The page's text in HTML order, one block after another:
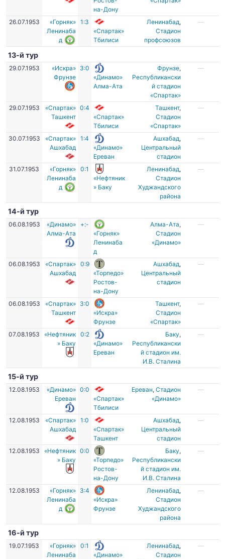
на-Дону
26.07.1953
«Горняк»
Ленинаба
д
1:3
«Спартак»
Тбилиси
Ленинабад,
Стадион
профсоюзов
—
13-й тур
29.07.1953
«Искра»
Фрунзе
3:0
«Динамо»
Алма-Ата
Фрунзе,
Республикански
й стадион
«Спартак»
—
29.07.1953
«Спартак»
Ташкент
0:4
«Спартак»
Тбилиси
Ташкент,
Стадион
«Спартак»
—
30.07.1953
«Спартак»
Ашхабад
1:4
«Динамо»
Ереван
Ашхабад,
Центральный
стадион
—
31.07.1953
«Горняк»
Ленинаба
д
0:1
«Нефтяник
» Баку
Ленинабад,
Стадион
Худжандского
района
—
14-й тур
06.08.1953
«Динамо»
Алма-Ата
+:-
«Горняк»
Ленинаба
д
Алма-Ата,
Стадион
«Динамо»
—
06.08.1953
«Спартак»
Ашхабад
0:9
«Торпедо»
Ростов-
на-Дону
Ашхабад,
Центральный
стадион
—
06.08.1953
«Спартак»
Ташкент
3:0
«Искра»
Фрунзе
Ташкент,
Стадион
«Спартак»
—
07.08.1953
«Нефтяник
» Баку
0:2
«Динамо»
Ереван
Баку,
Республикански
й стадион им.
И.В. Сталина
—
15-й тур
12.08.1953
«Динамо»
Ереван
0:0
«Спартак»
Тбилиси
Ереван,Стадион
«Динамо»
—
12.08.1953
«Спартак»
Ашхабад
1:0
«Спартак»
Ташкент
Ашхабад,
Центральный
стадион
—
12.08.1953
«Нефтяник
» Баку
0:0
«Торпедо»
Ростов-
на-Дону
Баку,
Республикански
й стадион им.
И.В. Сталина
—
12.08.1953
«Горняк»
Ленинаба
д
3:4
«Искра»
Фрунзе
Ленинабад,
Стадион
Худжандского
района
—
16-й тур
19.07.1953
«Горняк»
Ленинаба
0:1
«Динамо»
Ленинабад,
Стадион
—